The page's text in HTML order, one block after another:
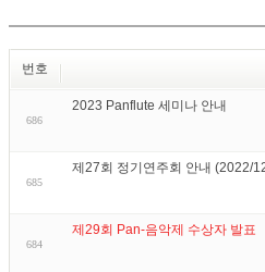
번호
686
2023 Panflute 세미나 안내
685
제27회 정기연주회 안내 (2022/
684
제29회 Pan-음악제 수상자 발표